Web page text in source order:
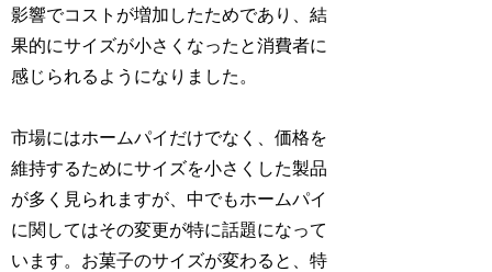
影響でコストが増加したためであり、結
果的にサイズが小さくなったと消費者に
感じられるようになりました。
市場にはホームパイだけでなく、価格を
維持するためにサイズを小さくした製品
が多く見られますが、中でもホームパイ
に関してはその変更が特に話題になって
います。お菓子のサイズが変わると、特